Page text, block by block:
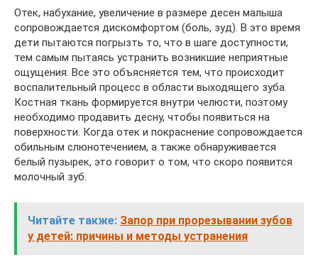
Отек, набухание, увеличение в размере десен малыша
сопровождается дискомфортом (боль, зуд). В это время
дети пытаются погрызть то, что в шаге доступности,
тем самым пытаясь устранить возникшие неприятные
ощущения. Все это объясняется тем, что происходит
воспалительный процесс в области выходящего зуба.
Костная ткань формируется внутри челюсти, поэтому
необходимо продавить десну, чтобы появиться на
поверхности. Когда отек и покраснение сопровождается
обильным слюнотечением, а также обнаруживается
белый пузырек, это говорит о том, что скоро появится
молочный зуб.
Читайте также: Запор при прорезывании зубов
у детей: причины и методы устранения